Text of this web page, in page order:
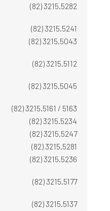
(82) 3215.5282
(82) 3215.5241
(82) 3215.5043
(82) 3215.5112
(82) 3215.5045
(82) 3215.5161 / 5163
(82) 3215.5234
(82) 3215.5247
(82) 3215.5281
(82) 3215.5236
(82) 3215.5177
(82) 3215.5137